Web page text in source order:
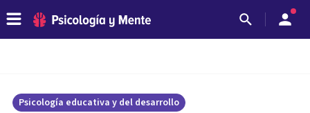
Psicología educativa y del desarrollo